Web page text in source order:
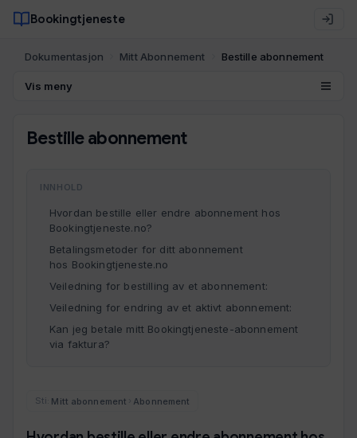
Bookingtjeneste
Dokumentasjon Mitt Abonnement Bestille abonnement
Vis meny
Bestille abonnement
INNHOLD
Hvordan bestille eller endre abonnement hos
Bookingtjeneste.no?
Betalingsmetoder for ditt abonnement
hos Bookingtjeneste.no
Veiledning for bestilling av et abonnement:
Veiledning for endring av et aktivt abonnement:
Kan jeg betale mitt Bookingtjeneste-abonnement
via faktura?
Mitt abonnement Abonnement